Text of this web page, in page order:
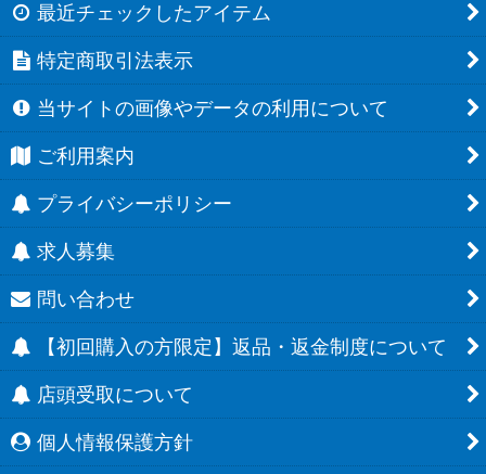
最近チェックしたアイテム
特定商取引法表示
当サイトの画像やデータの利用について
ご利用案内
プライバシーポリシー
求人募集
問い合わせ
【初回購入の方限定】返品・返金制度について
店頭受取について
個人情報保護方針